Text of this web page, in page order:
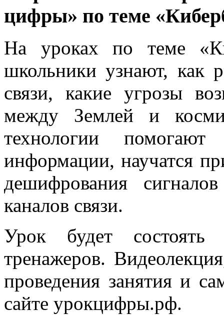
цифры» по теме
На уроках по теме
школьники узнают, как
связи, какие угрозы
между Землей и
технологии
информации, научатся
дешифрования
каналов связи.
Урок будет состоять
тренажеров.
проведения занятия и
сайте урокцифры.рф.